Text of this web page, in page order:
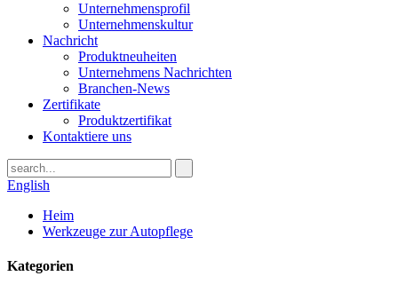
Unternehmensprofil
Unternehmenskultur
Nachricht
Produktneuheiten
Unternehmens Nachrichten
Branchen-News
Zertifikate
Produktzertifikat
Kontaktiere uns
English
Heim
Werkzeuge zur Autopflege
Kategorien